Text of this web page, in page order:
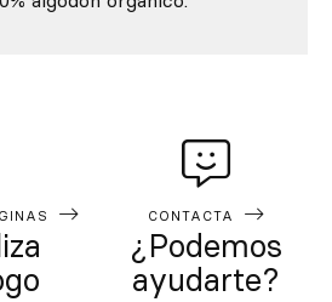
CONTACTA
¿Podemos
ayudarte?